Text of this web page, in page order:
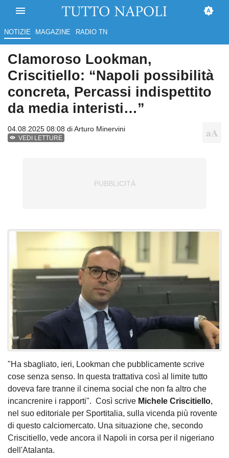
NOTIZIE MAGAZINE RADIO TN
Clamoroso Lookman,
Criscitiello: “Napoli possibilità
concreta, Percassi indispettito
da media interisti…”
04.08.2025 08:08 diArturo Minervini
VEDI LETTURE
"Ha sbagliato, ieri, Lookman che pubblicamente scrive
cose senza senso. In questa trattativa così al limite tutto
doveva fare tranne il cinema social che non fa altro che
incancrenire i rapporti". Così scrive Michele Criscitiello,
nel suo editoriale per Sportitalia, sulla vicenda più rovente
di questo calciomercato. Una situazione che, secondo
Criscitiello, vede ancora il Napoli in corsa per il nigeriano
dell'Atalanta.